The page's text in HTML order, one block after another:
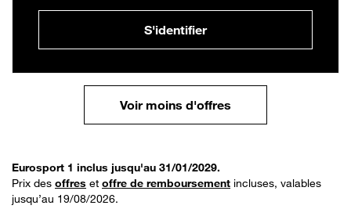
S'identifier
Voir moins d'offres
Eurosport 1 inclus jusqu'au 31/01/2029.
Prix des offres et offre de remboursement incluses, valables
jusqu’au 19/08/2026.